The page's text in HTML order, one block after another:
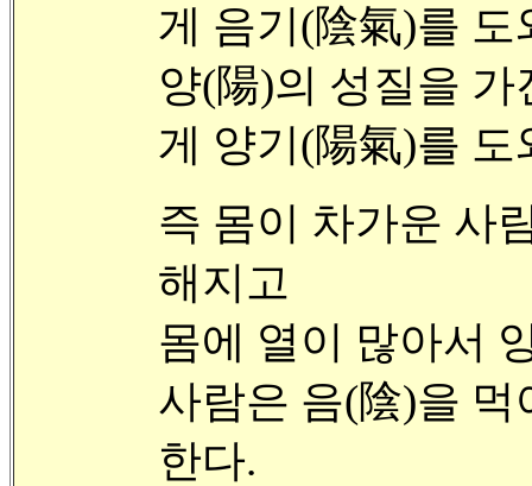
게 음기(陰氣)를 도
양(陽)의 성질을
게 양기(陽氣)를 도
즉 몸이 차가운 사
해지고
몸에 열이 많아서
사람은 음(陰)을
한다.